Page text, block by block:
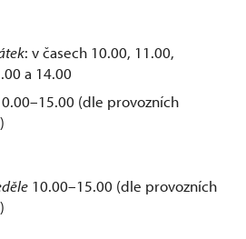
: v časech 10.00, 11.00,
a 14.00
(dle provozních
10.00–15.00 (dle provozních